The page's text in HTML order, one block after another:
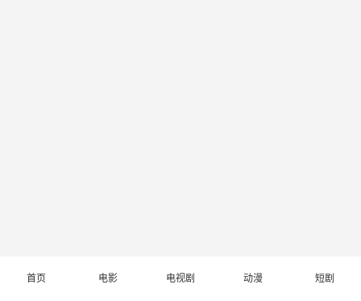
首页 电影 电视剧 动漫 短剧